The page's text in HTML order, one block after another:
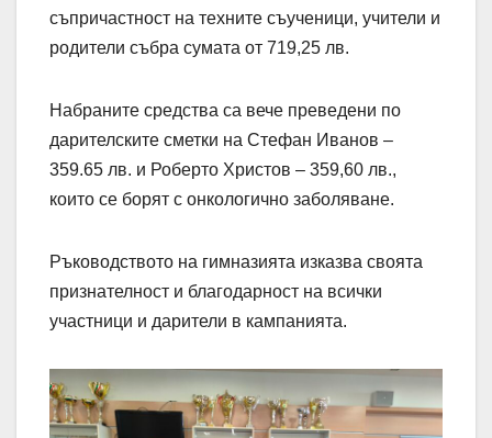
съпричастност на техните съученици, учители и
родители събра сумата от 719,25 лв.
Набраните средства са вече преведени по
дарителските сметки на Стефан Иванов –
359.65 лв. и Роберто Христов – 359,60 лв.,
които се борят с онкологично заболяване.
Ръководството на гимназията изказва своята
признателност и благодарност на всички
участници и дарители в кампанията.